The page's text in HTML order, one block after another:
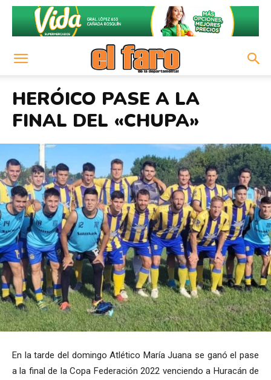
HERÓICO PASE A LA
FINAL DEL «CHUPA»
En la tarde del domingo Atlético María Juana se ganó el pase
a la final de la Copa Federación 2022 venciendo a Huracán de